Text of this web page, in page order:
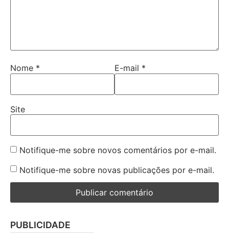
Nome * E-mail *
Site
Notifique-me sobre novos comentários por e-mail.
Notifique-me sobre novas publicações por e-mail.
PUBLICIDADE